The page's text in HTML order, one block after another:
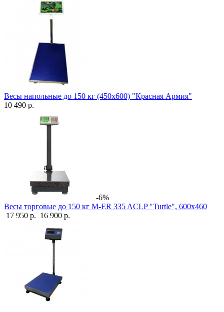
Весы напольные до 150 кг (450х600) "Красная Армия"
10 490 р.
-6%
Весы торговые до 150 кг M-ER 335 ACLP "Turtle", 600х460
17 950 р. 16 900 р.